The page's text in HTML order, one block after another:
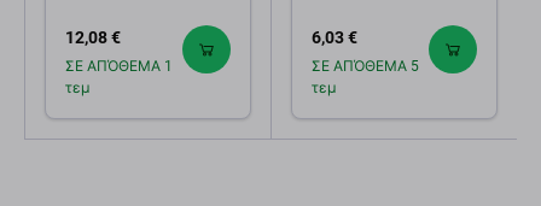
12,08 €
ΣΕ ΑΠΌΘΕΜΑ 1
τεμ
6,03 €
ΣΕ ΑΠΌΘΕΜΑ 5
τεμ